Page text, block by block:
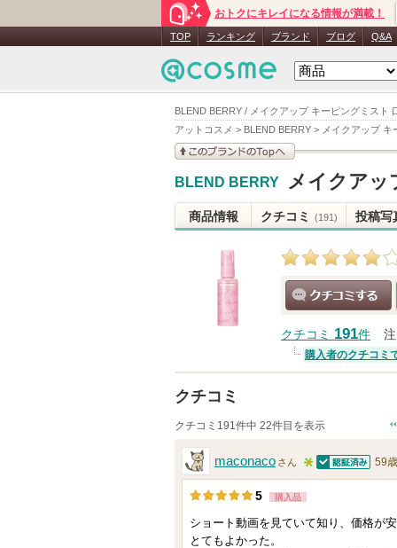
BLEND BERRY / メイクアップ キーピングミスト
アットコスメ > BLEND BERRY > メイクアップ キ
おトクにキレイになる情報が満載！
TOP ランキング ブランド ブログ Q&A
BLEND BERRY メイクアッ
商品情報 クチコミ (191) 投稿写
クチコミ 191件
購入者のクチコミ
クチコミ
クチコミ191件中 22件目を表示
maconaco さん
5
人
以
認証済
59歳
5 購入品
ショート動画を見ていて知り、価格が
とてもよかった。